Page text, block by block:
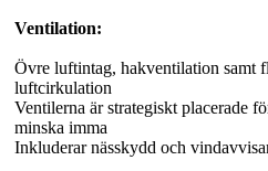
Ventilation:
Övre luftintag, hakventilation samt
luftcirkulation
Ventilerna är strategiskt placerade
minska imma
Inkluderar nässkydd och